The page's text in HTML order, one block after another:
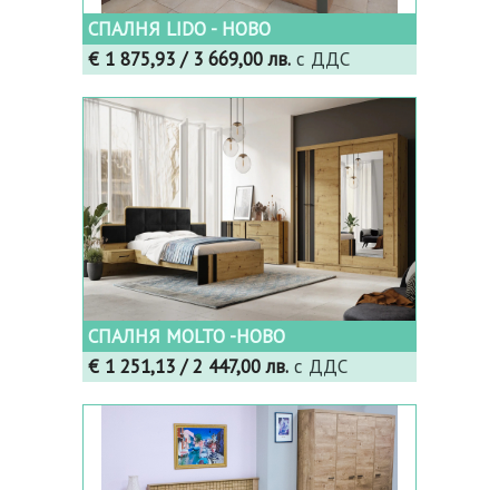
СПАЛНЯ LIDO - НОВО
€ 1 875,93 / 3 669,00 лв. с ДДС
СПАЛНЯ MOLTO -НОВО
€ 1 251,13 / 2 447,00 лв. с ДДС